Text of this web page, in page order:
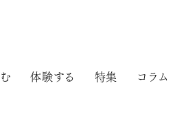
体験する 特集 コラム